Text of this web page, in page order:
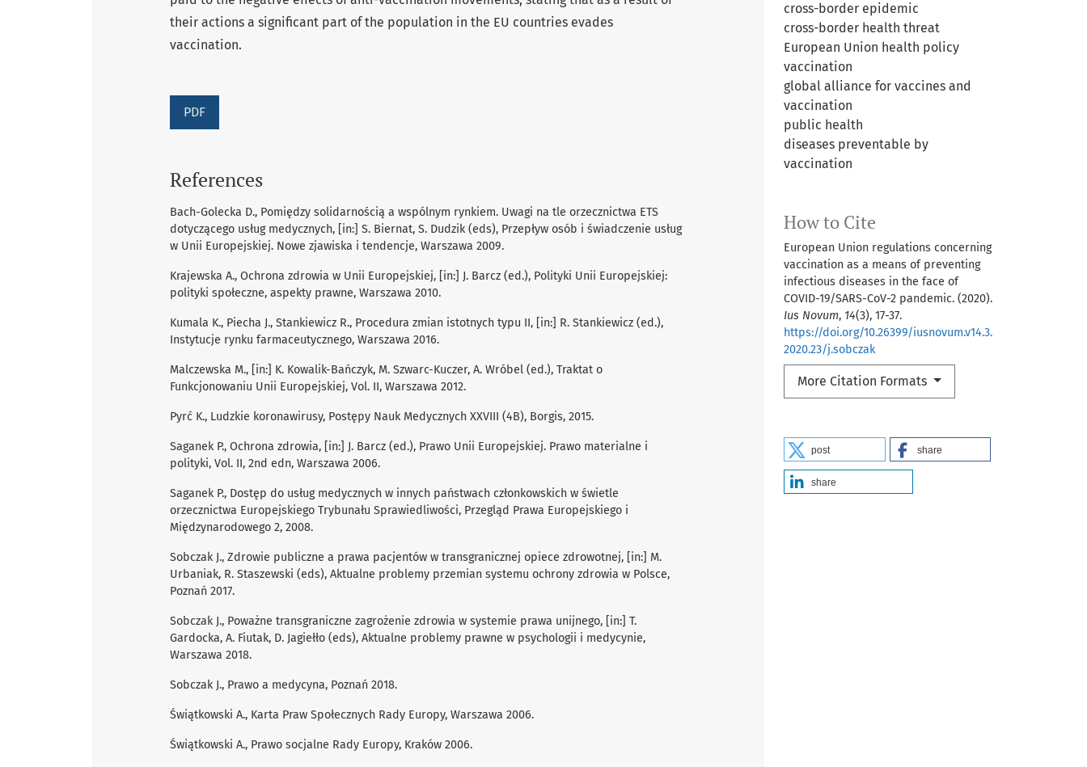
cross-border epidemic
cross-border health threat
European Union health policy
vaccination
global alliance for vaccines and
vaccination
public health
diseases preventable by
vaccination
How to Cite
European Union regulations concerning
vaccination as a means of preventing
infectious diseases in the face of
COVID-19/SARS-CoV-2 pandemic. (2020).
Ius Novum, 14(3), 17-37.
https://doi.org/10.26399/iusnovum.v14.3.
2020.23/j.sobczak
More Citation Formats
post share
share
their actions a significant part of the population in the EU countries evades
vaccination.
PDF
References
Bach-Golecka D., Pomiędzy solidarnością a wspólnym rynkiem. Uwagi na tle orzecznictwa ETS
dotyczącego usług medycznych, [in:] S. Biernat, S. Dudzik (eds), Przepływ osób i świadczenie usług
w Unii Europejskiej. Nowe zjawiska i tendencje, Warszawa 2009.
Krajewska A., Ochrona zdrowia w Unii Europejskiej, [in:] J. Barcz (ed.), Polityki Unii Europejskiej:
polityki społeczne, aspekty prawne, Warszawa 2010.
Kumala K., Piecha J., Stankiewicz R., Procedura zmian istotnych typu II, [in:] R. Stankiewicz (ed.),
Instytucje rynku farmaceutycznego, Warszawa 2016.
Malczewska M., [in:] K. Kowalik-Bańczyk, M. Szwarc-Kuczer, A. Wróbel (ed.), Traktat o
Funkcjonowaniu Unii Europejskiej, Vol. II, Warszawa 2012.
Pyrć K., Ludzkie koronawirusy, Postępy Nauk Medycznych XXVIII (4B), Borgis, 2015.
Saganek P., Ochrona zdrowia, [in:] J. Barcz (ed.), Prawo Unii Europejskiej. Prawo materialne i
polityki, Vol. II, 2nd edn, Warszawa 2006.
Saganek P., Dostęp do usług medycznych w innych państwach członkowskich w świetle
orzecznictwa Europejskiego Trybunału Sprawiedliwości, Przegląd Prawa Europejskiego i
Międzynarodowego 2, 2008.
Sobczak J., Zdrowie publiczne a prawa pacjentów w transgranicznej opiece zdrowotnej, [in:] M.
Urbaniak, R. Staszewski (eds), Aktualne problemy przemian systemu ochrony zdrowia w Polsce,
Poznań 2017.
Sobczak J., Poważne transgraniczne zagrożenie zdrowia w systemie prawa unijnego, [in:] T.
Gardocka, A. Fiutak, D. Jagiełło (eds), Aktualne problemy prawne w psychologii i medycynie,
Warszawa 2018.
Sobczak J., Prawo a medycyna, Poznań 2018.
Świątkowski A., Karta Praw Społecznych Rady Europy, Warszawa 2006.
Świątkowski A., Prawo socjalne Rady Europy, Kraków 2006.